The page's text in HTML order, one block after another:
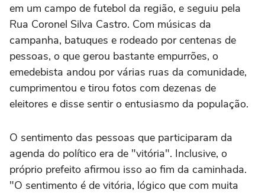
em um campo de futebol da região, e seguiu pela
Rua Coronel Silva Castro. Com músicas da
campanha, batuques e rodeado por centenas de
pessoas, o que gerou bastante empurrões, o
emedebista andou por várias ruas da comunidade,
cumprimentou e tirou fotos com dezenas de
eleitores e disse sentir o entusiasmo da população.
O sentimento das pessoas que participaram da
agenda do político era de "vitória". Inclusive, o
próprio prefeito afirmou isso ao fim da caminhada.
"O sentimento é de vitória, lógico que com muita